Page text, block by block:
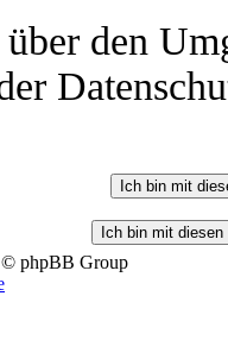
den
phpBB Group